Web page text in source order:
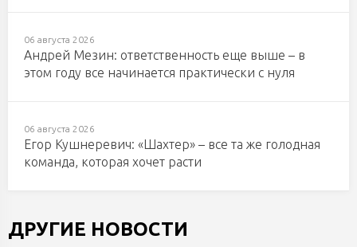
06 августа 2026
Андрей Мезин: ответственность еще выше – в
этом году все начинается практически с нуля
06 августа 2026
Егор Кушнеревич: «Шахтер» – все та же голодная
команда, которая хочет расти
ДРУГИЕ НОВОСТИ